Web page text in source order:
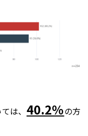
は、 40.2％の方